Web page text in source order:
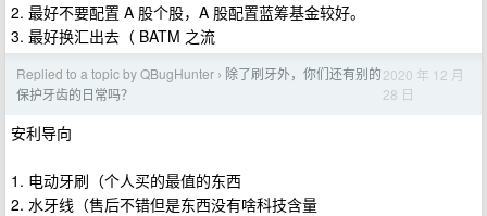
2. 最好不要配置 A 股个股，A 股配置蓝筹基金较好。
3. 最好换汇出去（ BATM 之流
Replied to a topic by QBugHunter › 除了刷牙外，你们还有别的
保护牙齿的日常吗？
2020 年 12 月
28 日
安利导向
1. 电动牙刷（个人买的最值的东西
2. 水牙线（售后不错但是东西没有啥科技含量